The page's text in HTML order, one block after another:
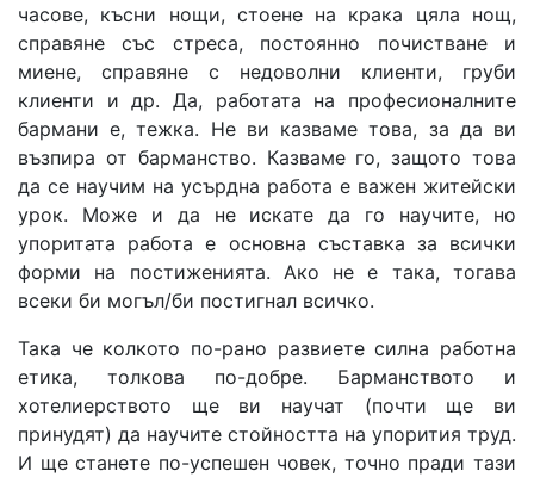
часове, късни нощи, стоене на крака цяла нощ,
справяне със стреса, постоянно почистване и
миене, справяне с недоволни клиенти, груби
клиенти и др. Да, работата на професионалните
бармани е, тежка. Не ви казваме това, за да ви
възпира от барманство. Казваме го, защото това
да се научим на усърдна работа е важен житейски
урок. Може и да не искате да го научите, но
упоритата работа е основна съставка за всички
форми на постиженията. Ако не е така, тогава
всеки би могъл/би постигнал всичко.
Така че колкото по-рано развиете силна работна
етика, толкова по-добре. Барманството и
хотелиерството ще ви научат (почти ще ви
принудят) да научите стойността на упорития труд.
И ще станете по-успешен човек, точно пради тази